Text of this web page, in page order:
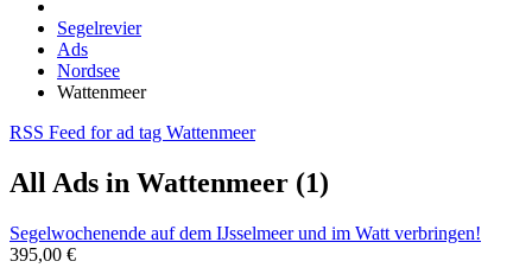
Segelrevier
Ads
Nordsee
Wattenmeer
RSS Feed for ad tag Wattenmeer
All Ads in Wattenmeer (1)
Segelwochenende auf dem IJsselmeer und im Watt verbringen!
395,00 €